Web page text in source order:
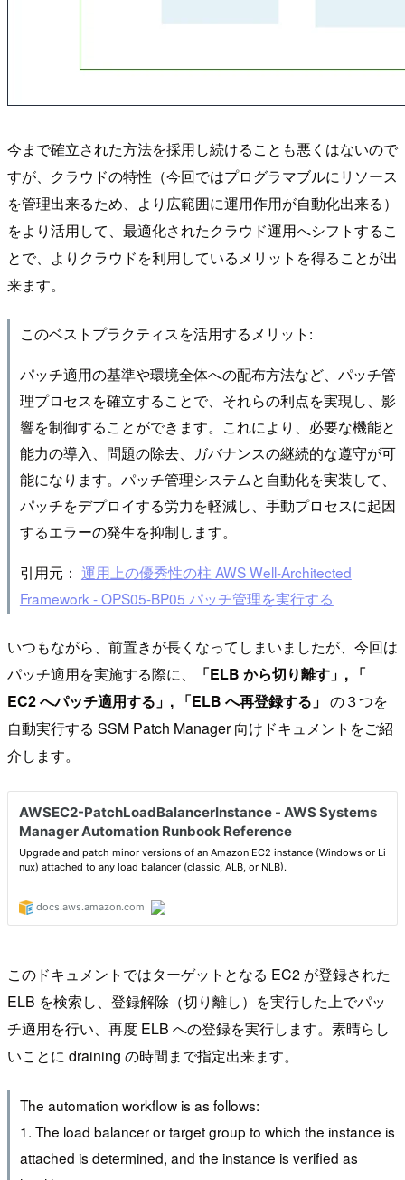
今まで確立された方法を採用し続けることも悪くはないので
すが、クラウドの特性（今回ではプログラマブルにリソース
を管理出来るため、より広範囲に運用作用が自動化出来る）
をより活用して、最適化されたクラウド運用へシフトするこ
とで、よりクラウドを利用しているメリットを得ることが出
来ます。
このベストプラクティスを活用するメリット:
パッチ適用の基準や環境全体への配布方法など、パッチ管
理プロセスを確立することで、それらの利点を実現し、影
響を制御することができます。これにより、必要な機能と
能力の導入、問題の除去、ガバナンスの継続的な遵守が可
能になります。パッチ管理システムと自動化を実装して、
パッチをデプロイする労力を軽減し、手動プロセスに起因
するエラーの発生を抑制します。
引用元： 運用上の優秀性の柱 AWS Well-Architected
Framework - OPS05-BP05 パッチ管理を実行する
いつもながら、前置きが長くなってしまいましたが、今回は
パッチ適用を実施する際に、
「ELB から切り離す」, 「
EC2 へパッチ適用する」, 「ELB へ再登録する」 の３つを
自動実行する SSM Patch Manager 向けドキュメントをご紹
介します。
このドキュメントではターゲットとなる EC2 が登録された
ELB を検索し、登録解除（切り離し）を実行した上でパッ
チ適用を行い、再度 ELB への登録を実行します。素晴らし
いことに draining の時間まで指定出来ます。
The automation workflow is as follows:
1. The load balancer or target group to which the instance is
attached is determined, and the instance is verified as